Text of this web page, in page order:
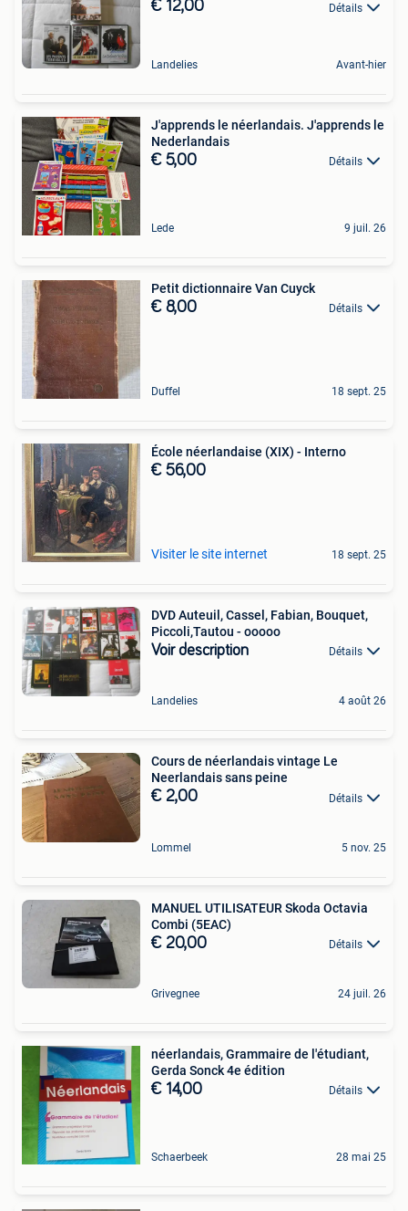
€ 12,00 Détails
Landelies Avant-hier
J'apprends le néerlandais. J'apprends le
Nederlandais
€ 5,00 Détails
Lede 9 juil. 26
Petit dictionnaire Van Cuyck
€ 8,00 Détails
Duffel 18 sept. 25
École néerlandaise (XIX) - Interno
€ 56,00
Visiter le site internet 18 sept. 25
DVD Auteuil, Cassel, Fabian, Bouquet,
Piccoli,Tautou - ooooo
Voir description Détails
Landelies 4 août 26
Cours de néerlandais vintage Le
Neerlandais sans peine
€ 2,00 Détails
Lommel 5 nov. 25
MANUEL UTILISATEUR Skoda Octavia
Combi (5EAC)
€ 20,00 Détails
Grivegnee 24 juil. 26
néerlandais, Grammaire de l'étudiant,
Gerda Sonck 4e édition
€ 14,00 Détails
Schaerbeek 28 mai 25